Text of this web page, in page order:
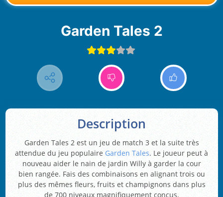
Garden Tales 2
Description
Garden Tales 2 est un jeu de match 3 et la suite très
attendue du jeu populaire Garden Tales. Le joueur peut à
nouveau aider le nain de jardin Willy à garder la cour
bien rangée. Fais des combinaisons en alignant trois ou
plus des mêmes fleurs, fruits et champignons dans plus
de 700 niveaux magnifiquement conçus.